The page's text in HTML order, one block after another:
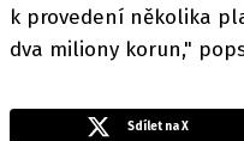
k provedení několika
dva miliony korun,"
Sdílet na X